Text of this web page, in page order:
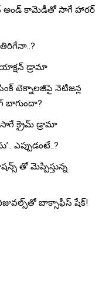
అండ్ కామెడీతో సాగే హారర్
యాక్షన్ డ్రామా
సింక్ టెక్నాలజీపై నెటిజన్ల
బాగుందా?
సాగే క్రైమ్ డ్రామా
ఎప్పుడంటే..?
తో మెప్పిస్తున్న
బాక్సాఫీస్ షేక్!